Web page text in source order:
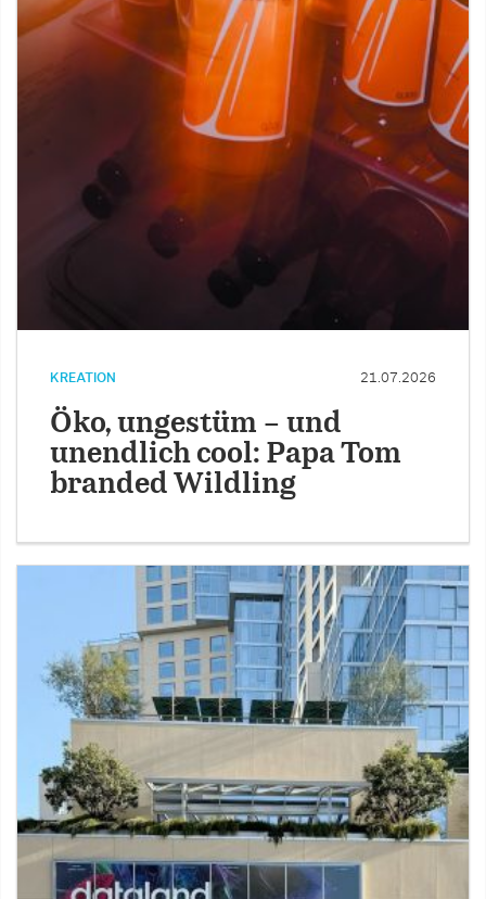
KREATION 21.07.2026
Öko, ungestüm – und
unendlich cool: Papa Tom
branded Wildling